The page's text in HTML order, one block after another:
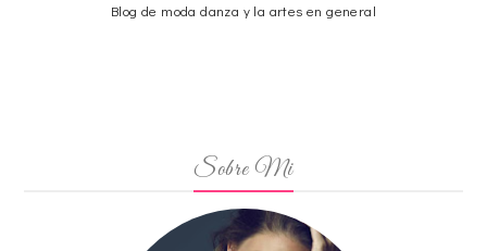
Blog de moda danza y la artes en general
Sobre Mi